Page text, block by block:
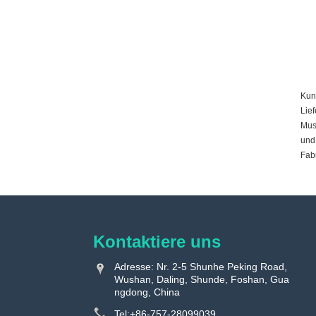
Kontaktiere uns
Adresse: Nr. 2-5 Shunhe Peking Road,
Wushan, Daling, Shunde, Foshan, Gua
ngdong, China